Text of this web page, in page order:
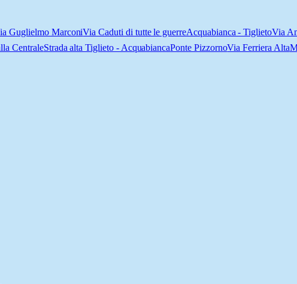
Guglielmo MarconiVia Caduti di tutte le guerreAcquabianca - TiglietoVia
CentraleStrada alta Tiglieto - AcquabiancaPonte PizzornoVia Ferriera Alta